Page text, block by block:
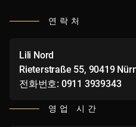
연락처
Lili Nord
Rieterstraße 55, 90419
전화번호: 0911 3939343
영업 시간